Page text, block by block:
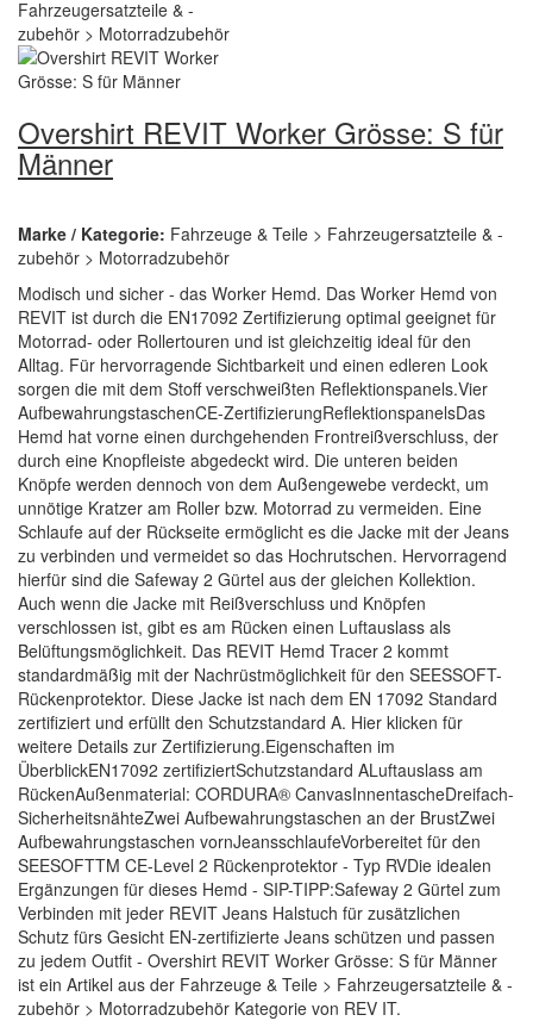
Overshirt REVIT Worker Grösse: S für
Männer
Marke / Kategorie: Fahrzeuge & Teile > Fahrzeugersatzteile & -
zubehör > Motorradzubehör
Modisch und sicher - das Worker Hemd. Das Worker Hemd von
REVIT ist durch die EN17092 Zertifizierung optimal geeignet für
Motorrad- oder Rollertouren und ist gleichzeitig ideal für den
Alltag. Für hervorragende Sichtbarkeit und einen edleren Look
sorgen die mit dem Stoff verschweißten Reflektionspanels.Vier
AufbewahrungstaschenCE-ZertifizierungReflektionspanelsDas
Hemd hat vorne einen durchgehenden Frontreißverschluss, der
durch eine Knopfleiste abgedeckt wird. Die unteren beiden
Knöpfe werden dennoch von dem Außengewebe verdeckt, um
unnötige Kratzer am Roller bzw. Motorrad zu vermeiden. Eine
Schlaufe auf der Rückseite ermöglicht es die Jacke mit der Jeans
zu verbinden und vermeidet so das Hochrutschen. Hervorragend
hierfür sind die Safeway 2 Gürtel aus der gleichen Kollektion.
Auch wenn die Jacke mit Reißverschluss und Knöpfen
verschlossen ist, gibt es am Rücken einen Luftauslass als
Belüftungsmöglichkeit. Das REVIT Hemd Tracer 2 kommt
standardmäßig mit der Nachrüstmöglichkeit für den SEESSOFT-
Rückenprotektor. Diese Jacke ist nach dem EN 17092 Standard
zertifiziert und erfüllt den Schutzstandard A. Hier klicken für
weitere Details zur Zertifizierung.Eigenschaften im
ÜberblickEN17092 zertifiziertSchutzstandard ALuftauslass am
RückenAußenmaterial: CORDURA® CanvasInnentascheDreifach-
SicherheitsnähteZwei Aufbewahrungstaschen an der BrustZwei
Aufbewahrungstaschen vornJeansschlaufeVorbereitet für den
SEESOFTTM CE-Level 2 Rückenprotektor - Typ RVDie idealen
Ergänzungen für dieses Hemd - SIP-TIPP:Safeway 2 Gürtel zum
Verbinden mit jeder REVIT Jeans Halstuch für zusätzlichen
Schutz fürs Gesicht EN-zertifizierte Jeans schützen und passen
zu jedem Outfit - Overshirt REVIT Worker Grösse: S für Männer
ist ein Artikel aus der Fahrzeuge & Teile > Fahrzeugersatzteile & -
zubehör > Motorradzubehör Kategorie von REV IT.